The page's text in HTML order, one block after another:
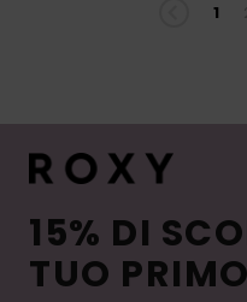
1
15% DI
TUO